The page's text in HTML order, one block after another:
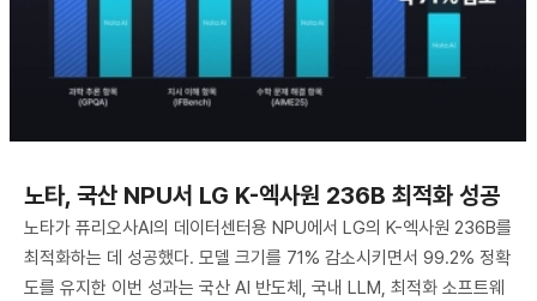
노타, 국산 NPU서 LG K-엑사원 236B 최적화 성공
노타가 퓨리오사AI의 데이터센터용 NPU에서 LG의 K-엑사원 236B를
최적화하는 데 성공했다. 모델 크기를 71% 감소시키면서 99.2% 정확
도를 유지한 이번 성과는 국산 AI 반도체, 국내 LLM, 최적화 소프트웨